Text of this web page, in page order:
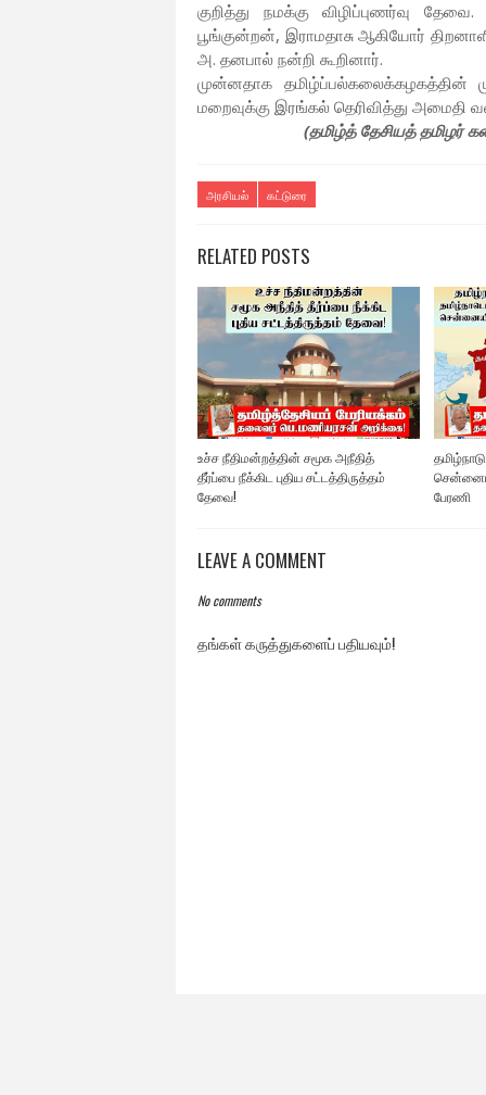
குறித்து நமக்கு விழிப்புணர்வு
பூங்குன்றன், இராமதாசு ஆகியோர்
அ. தனபால் நன்றி கூறினார்.
முன்னதாக
மறைவுக்கு இரங்கல் தெரிவித்து அமைதி
(தமிழ்த் தேசியத் தமிழர்
அரசியல் கட்டுரை
RELATED POSTS
உச்ச நீதிமன்றத்தின் சமூக அநீதித்
தீர்ப்பை நீக்கிட புதிய சட்டத்திருத்தம்
தேவை!
பேரணி
LEAVE A COMMENT
No comments
தங்கள் கருத்துகளைப் பதியவும்!